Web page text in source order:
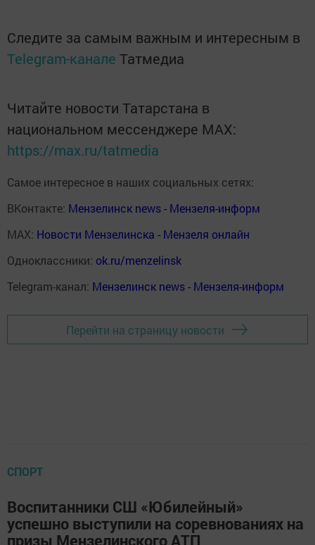
Следите за самым важным и интересным в
Telegram-канале Татмедиа
Читайте новости Татарстана в
национальном мессенджере MАХ:
https://max.ru/tatmedia
Самое интересное в наших социальных сетях:
ВКонтакте: Мензелинск news - Мензеля-информ
MAX: Новости Мензелинска - Мензеля онлайн
Одноклассники: ok.ru/menzelinsk
Telegram-канал: Мензелинск news - Мензеля-информ
Перейти на страницу новости
СПОРТ
Воспитанники СШ «Юбилейный»
успешно выступили на соревнованиях на
призы Мензелинского АТП